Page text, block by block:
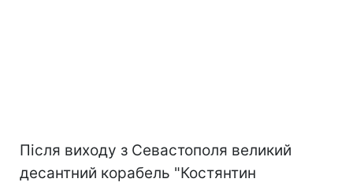
Після виходу з Севастополя великий
десантний корабель "Костянтин